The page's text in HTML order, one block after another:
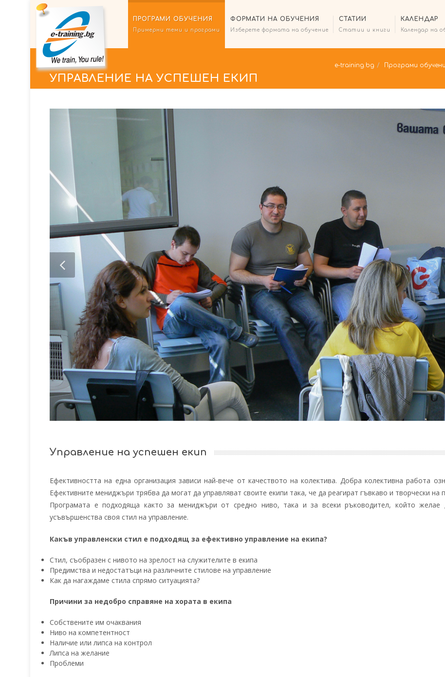
ПРОГРАМИ ОБУЧЕНИЯ
Примерни теми и програми
ФОРМАТИ НА ОБУЧЕНИЯ
Изберете формата на обучение
СТАТИИ
Статии и книги
КАЛЕНДАР
Календар на
УПРАВЛЕНИЕ НА УСПЕШЕН ЕКИП
e-training.bg Програми
Управление на успешен екип
Ефективността на една организация зависи най-вече от качеството на колектива. Добра колективна работа
Ефективните мениджъри трябва да могат да управляват своите екипи така, че да реагират гъвкаво и творчески на
Програмата е подходяща както за мениджъри от средно ниво, така и за всеки ръководител, който
усъвършенства своя стил на управление.
Какъв управленски стил е подходящ за ефективно управление на екипа?
Стил, съобразен с нивото на зрелост на служителите в екипа
Предимства и недостатъци на различните стилове на управление
Как да нагаждаме стила спрямо ситуацията?
Причини за недобро справяне на хората в екипа
Собствените им очаквания
Ниво на компетентност
Наличие или липса на контрол
Липса на желание
Проблеми